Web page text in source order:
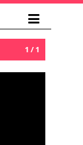
1 / 1